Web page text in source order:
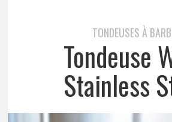
TONDEUSES À
Tondeuse
Stainless